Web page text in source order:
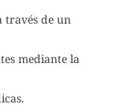
través de un
mediante la